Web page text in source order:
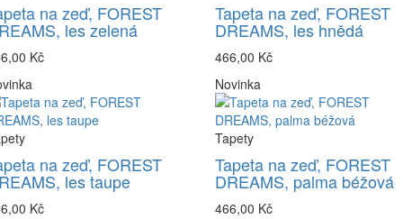
na zeď, FOREST
les zelená
Kč
Tapeta na zeď, FOREST
DREAMS, les hnědá
466,00 Kč
na zeď, FOREST
les taupe
Kč
Novinka
Tapety
Tapeta na zeď, FOREST
DREAMS, palma béžová
466,00 Kč